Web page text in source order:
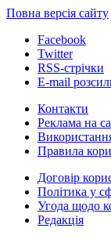
Повна версія сайту
Facebook
Twitter
RSS-стрічки
E-mail
Контакти
Реклама на
Правила
Договір
Політика у
Угода щодо
Редакція